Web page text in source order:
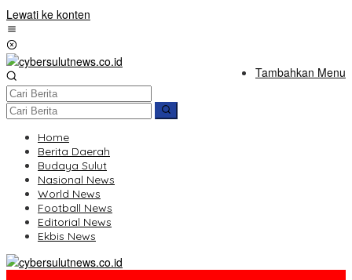
Lewati ke konten
Tambahkan Menu
Home
Berita Daerah
Budaya Sulut
Nasional News
World News
Football News
Editorial News
Ekbis News